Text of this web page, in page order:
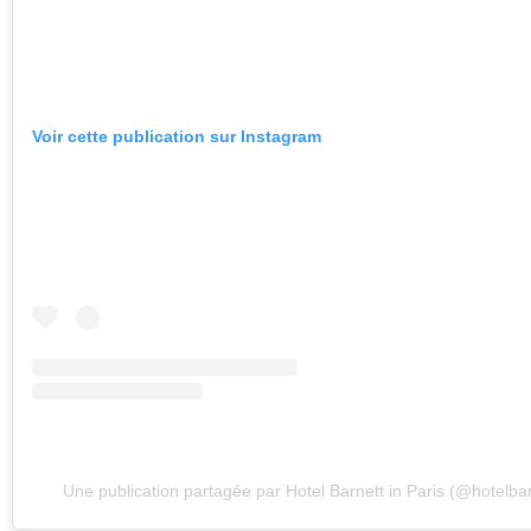
Voir cette publication sur Instagram
Une publication partagée par Hotel Barnett in Paris